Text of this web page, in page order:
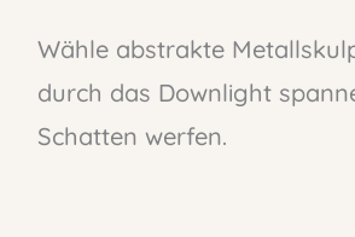
Wähle abstrakte
durch das Downlight
Schatten werfen.